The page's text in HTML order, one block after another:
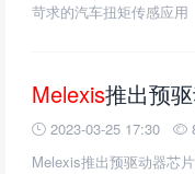
苛求的汽车扭矩传感应用
Melexis推出预驱动器芯片 MLX81340
2023-03-25 17:30
Melexis推出预驱动器芯